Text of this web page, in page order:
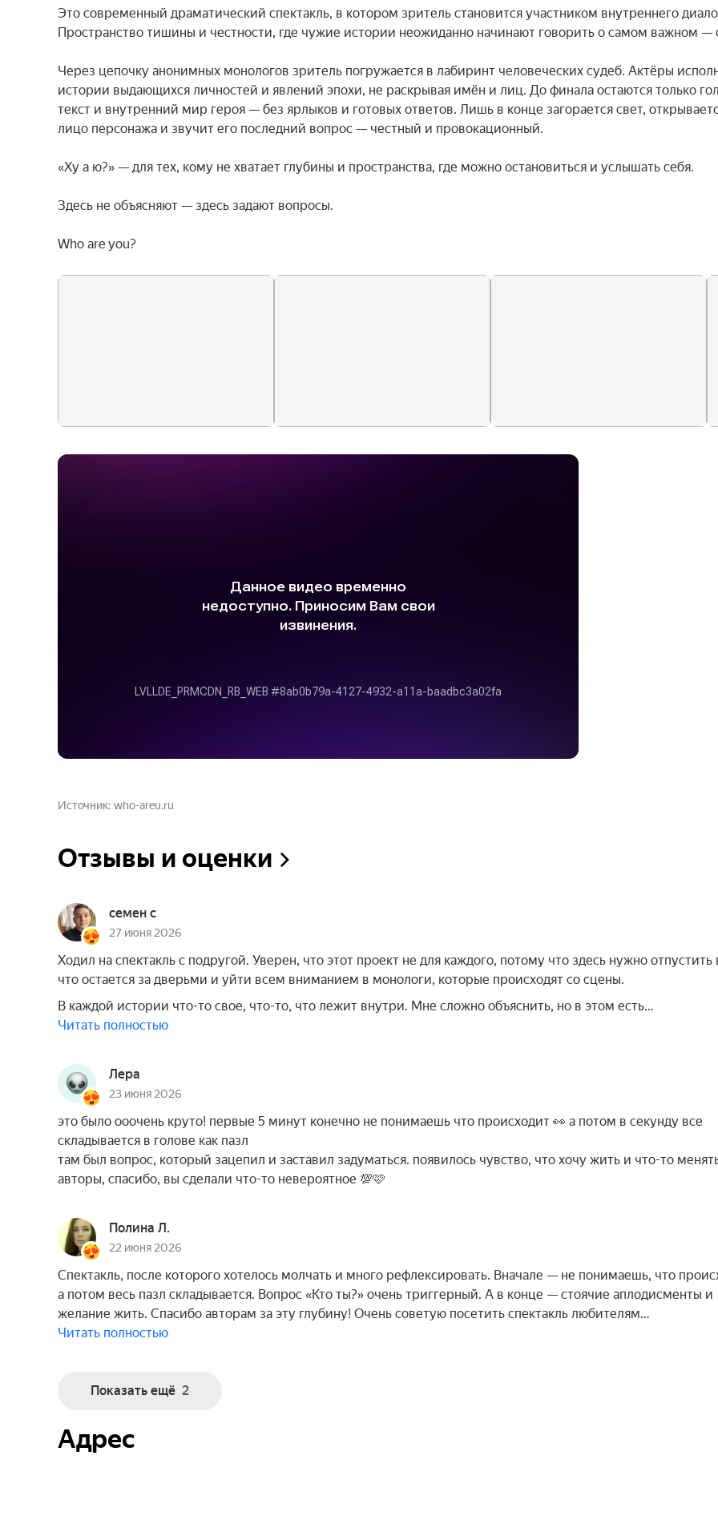
Это современный драматический спектакль, в котором зритель становится участником внутреннего
Пространство тишины и честности, где чужие истории неожиданно начинают говорить о самом важном —
Через цепочку анонимных монологов зритель погружается в лабиринт человеческих судеб. Актёры
истории выдающихся личностей и явлений эпохи, не раскрывая имён и лиц. До финала остаются только
текст и внутренний мир героя — без ярлыков и готовых ответов. Лишь в конце загорается свет,
лицо персонажа и звучит его последний вопрос — честный и провокационный.
«Ху а ю?» — для тех, кому не хватает глубины и пространства, где можно остановиться и услышать себя.
Здесь не объясняют — здесь задают вопросы.
Who are you?
Источник who-areu.ru
Отзывы и оценки
семен с
27 июня 2026
Ходил на спектакль с подругой. Уверен, что этот проект не для каждого, потому что здесь нужно отпустить
что остается за дверьми и уйти всем вниманием в монологи, которые происходят со сцены.
В каждой истории что-то свое, что-то, что лежит внутри. Мне сложно объяснить, но в этом есть…
Читать полностью
Лера
23 июня 2026
это было ооочень круто! первые 5 минут конечно не понимаешь что происходит 👀 а потом в секунду все
складывается в голове как пазл
там был вопрос, который зацепил и заставил задуматься. появилось чувство, что хочу жить и что-то
авторы, спасибо, вы сделали что-то невероятное 💯🩷
Полина Л.
22 июня 2026
Спектакль, после которого хотелось молчать и много рефлексировать. Вначале — не понимаешь, что
а потом весь пазл складывается. Вопрос «Кто ты?» очень триггерный. А в конце — стоячие аплодисменты и
желание жить. Спасибо авторам за эту глубину! Очень советую посетить спектакль любителям…
Читать полностью
Показать ещё 2
Адрес